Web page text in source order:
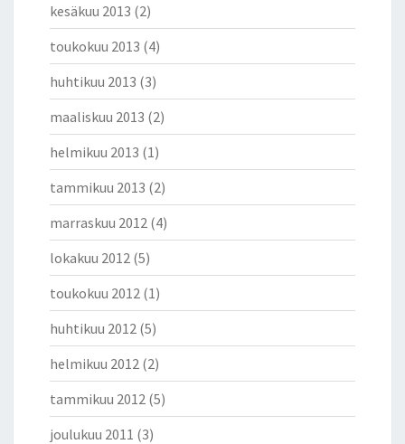
kesäkuu 2013 (2)
toukokuu 2013 (4)
huhtikuu 2013 (3)
maaliskuu 2013 (2)
helmikuu 2013 (1)
tammikuu 2013 (2)
marraskuu 2012 (4)
lokakuu 2012 (5)
toukokuu 2012 (1)
huhtikuu 2012 (5)
helmikuu 2012 (2)
tammikuu 2012 (5)
joulukuu 2011 (3)